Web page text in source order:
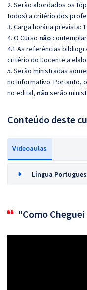
2. Serão abordados os
todos) a critério dos
3. Carga horária prevista:
4. O Curso não
4.1 As referências
critério do Docente a
5. Serão ministradas
no informativo. Portanto,
no edital, nãoserão
Conteúdo deste
Videoaulas
Língua
"Como